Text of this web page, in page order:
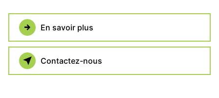
En savoir plus
Contactez-nous